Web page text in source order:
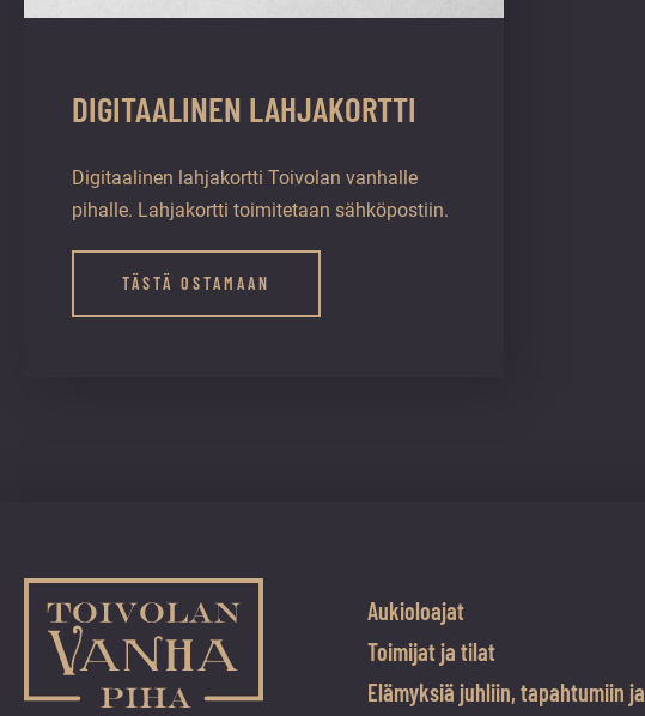
DIGITAALINEN LAHJAKORTTI
Digitaalinen lahjakortti Toivolan vanhalle
pihalle. Lahjakortti toimitetaan sähköpostiin.
TÄSTÄ OSTAMAAN
Aukioloajat
Toimijat ja tilat
Elämyksiä juhliin, tapahtumiin ja